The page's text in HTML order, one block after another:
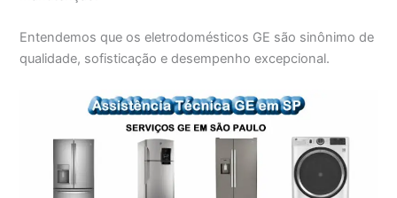
Entendemos que os eletrodomésticos GE são sinônimo de
qualidade, sofisticação e desempenho excepcional.